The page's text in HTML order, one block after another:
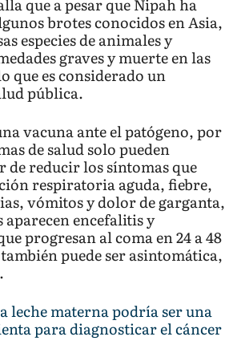
que a pesar que Nipah ha
brotes conocidos en Asia,
especies de animales y
graves y muerte en las
que es considerado un
pública.
vacuna ante el patógeno, por
de salud solo pueden
de reducir los síntomas que
respiratoria aguda, fiebre,
vómitos y dolor de garganta,
aparecen encefalitis y
progresan al coma en 24 a 48
puede ser asintomática,
leche materna podría ser una
para diagnosticar el cáncer